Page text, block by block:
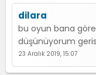
dilara
bu oyun bana
düşünüyorum
23 Aralık 2019, 15:07